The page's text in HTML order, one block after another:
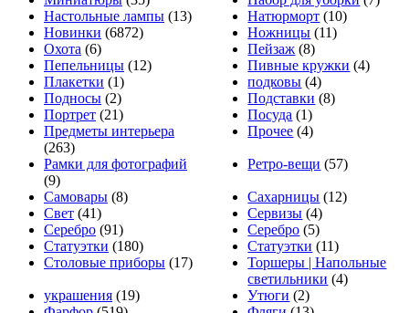
Настольные лампы (13) Натюрморт (10)
Новинки (6872) Ножницы (11)
Охота (6) Пейзаж (8)
Пепельницы (12) Пивные кружки (4)
Плакетки (1) подковы (4)
Подносы (2) Подставки (8)
Портрет (21) Посуда (1)
Предметы интерьера
(263)
Прочее (4)
Рамки для фотографий
(9)
Ретро-вещи (57)
Самовары (8) Сахарницы (12)
Свет (41) Сервизы (4)
Серебро (91) Серебро (5)
Статуэтки (180) Статуэтки (11)
Столовые приборы (17)
Торшеры | Напольные
светильники (4)
украшения (19) Утюги (2)